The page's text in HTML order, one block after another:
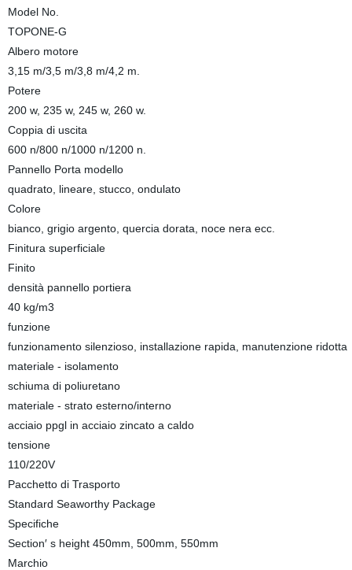
Model No.
TOPONE-G
Albero motore
3,15 m/3,5 m/3,8 m/4,2 m.
Potere
200 w, 235 w, 245 w, 260 w.
Coppia di uscita
600 n/800 n/1000 n/1200 n.
Pannello Porta modello
quadrato, lineare, stucco, ondulato
Colore
bianco, grigio argento, quercia dorata, noce nera ecc.
Finitura superficiale
Finito
densità pannello portiera
40 kg/m3
funzione
funzionamento silenzioso, installazione rapida, manutenzione ridotta
materiale - isolamento
schiuma di poliuretano
materiale - strato esterno/interno
acciaio ppgl in acciaio zincato a caldo
tensione
110/220V
Pacchetto di Trasporto
Standard Seaworthy Package
Specifiche
Section′ s height 450mm, 500mm, 550mm
Marchio